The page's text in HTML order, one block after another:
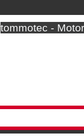
tommotec -